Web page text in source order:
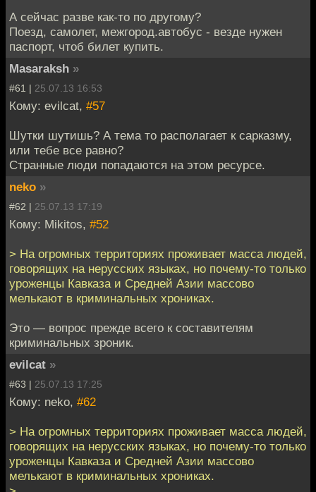
А сейчас разве как-то по другому?
Поезд, самолет, межгород.автобус - везде нужен
паспорт, чтоб билет купить.
Masaraksh »
#61 | 25.07.13 16:53
Кому: evilcat, #57
Шутки шутишь? А тема то располагает к сарказму,
или тебе все равно?
Странные люди попадаются на этом ресурсе.
neko »
#62 | 25.07.13 17:19
Кому: Mikitos, #52
> На огромных территориях проживает масса людей,
говорящих на нерусских языках, но почему-то только
уроженцы Кавказа и Средней Азии массово
мелькают в криминальных хрониках.
Это — вопрос прежде всего к составителям
криминальных зроник.
evilcat »
#63 | 25.07.13 17:25
Кому: neko, #62
> На огромных территориях проживает масса людей,
говорящих на нерусских языках, но почему-то только
уроженцы Кавказа и Средней Азии массово
мелькают в криминальных хрониках.